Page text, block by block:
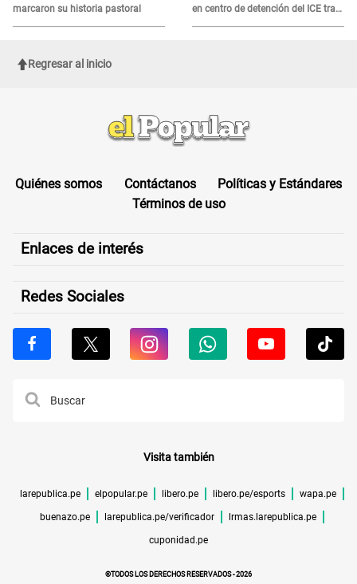
marcaron su historia pastoral
en centro de detención del ICE tras
sufrir una "emergencia médica"
Regresar al inicio
Quiénes somos Contáctanos
Políticas y Estándares
Términos de uso
Enlaces de interés
Redes Sociales
Visita también
larepublica.pe elpopular.pe libero.pe libero.pe/esports wapa.pe
buenazo.pe larepublica.pe/verificador lrmas.larepublica.pe
cuponidad.pe
©TODOS LOS DERECHOS RESERVADOS -2026